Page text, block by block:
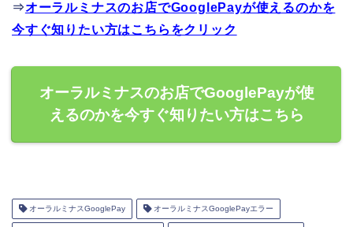
⇒オーラルミナスのお店でGooglePayが使えるのかを
今すぐ知りたい方はこちらをクリック
オーラルミナスのお店でGooglePayが使
えるのかを今すぐ知りたい方はこちら
オーラルミナスGooglePay オーラルミナスGooglePayエラー